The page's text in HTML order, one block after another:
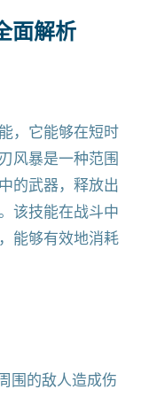
面解析
，它能够在短时
风暴是一种范围
的武器，释放出
该技能在战斗中
能够有效地消耗
围的敌人造成伤